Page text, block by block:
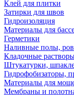
Клей для плитки
Затирки для швов
Гидроизоляция
Материалы для
Герметики
Наливные полы,
Кладочные
Штукатурки,
Гидрофобизаторы,
Материалы для
Мембраны и